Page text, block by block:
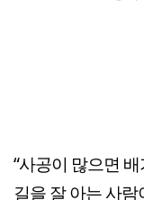
“사공이 많으면
길을 잘 아는 사